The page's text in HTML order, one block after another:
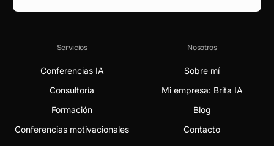
Servicios
Conferencias IA
Consultoría
Formación
Conferencias motivacionales
Nosotros
Sobre mí
Mi empresa: Brita IA
Blog
Contacto